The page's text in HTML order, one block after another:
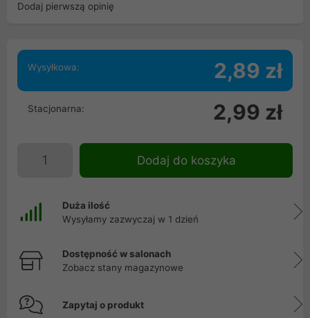
Dodaj pierwszą opinię
Wysyłkowa: 2,89 zł
Stacjonarna: 2,99 zł
Dodaj do koszyka
Duża ilość
Wysyłamy zazwyczaj w 1 dzień
Dostępność w salonach
Zobacz stany magazynowe
Zapytaj o produkt